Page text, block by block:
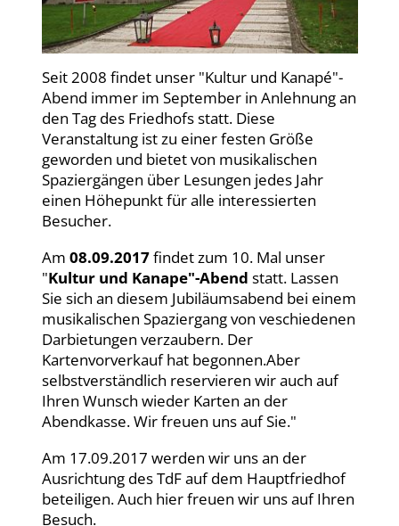
Seit 2008 findet unser "Kultur und Kanapé"-
Abend immer im September in Anlehnung an
den Tag des Friedhofs statt. Diese
Veranstaltung ist zu einer festen Größe
geworden und bietet von musikalischen
Spaziergängen über Lesungen jedes Jahr
einen Höhepunkt für alle interessierten
Besucher.
Am 08.09.2017findet zum 10. Mal unser
"Kultur und Kanape"-Abend statt. Lassen
Sie sich an diesem Jubiläumsabend bei einem
musikalischen Spaziergang von veschiedenen
Darbietungen verzaubern. Der
Kartenvorverkauf hat begonnen.Aber
selbstverständlich reservieren wir auch auf
Ihren Wunsch wieder Karten an der
Abendkasse. Wir freuen uns auf Sie."
Am 17.09.2017 werden wir uns an der
Ausrichtung des TdF auf dem Hauptfriedhof
beteiligen. Auch hier freuen wir uns auf Ihren
Besuch.